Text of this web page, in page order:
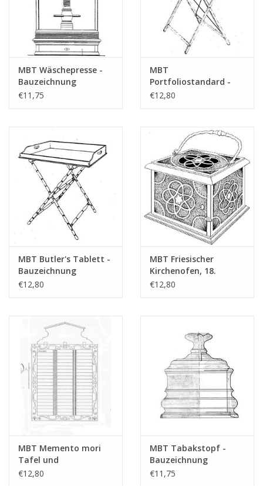
MBT Wäschepresse -
Bauzeichnung
Maßstab 1 : N/A
€11,75
MBT
Portfoliostandard -
Bauzeichnung
€12,80
MBT Butler's Tablett -
Bauzeichnung
Maßstab 1 : N/A
€12,80
MBT Friesischer
Kirchenofen, 18.
Jahrhundert -
€12,80
MBT Memento mori
Tafel und
Vorsitzhammer -
€12,80
MBT Tabakstopf -
Bauzeichnung
Maßstab 1 : N/A
€11,75